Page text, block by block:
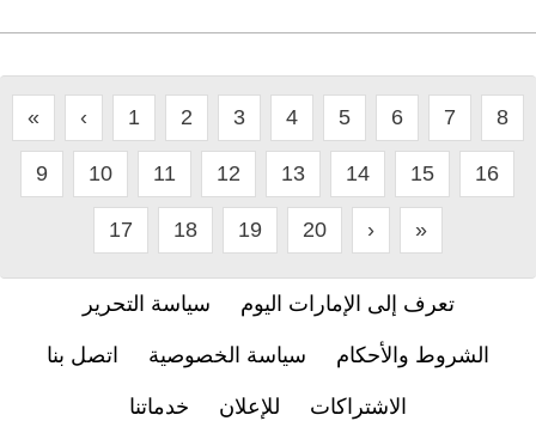
« ‹ 1 2 3 4 5 6 7 8
9 10 11 12 13 14 15 16
17 18 19 20 › »
تعرف إلى الإمارات اليوم سياسة التحرير
الشروط والأحكام سياسة الخصوصية اتصل بنا
الاشتراكات للإعلان خدماتنا